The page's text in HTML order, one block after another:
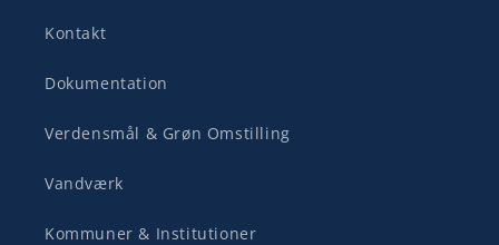
Kontakt
Dokumentation
Verdensmål & Grøn Omstilling
Vandværk
Kommuner & Institutioner